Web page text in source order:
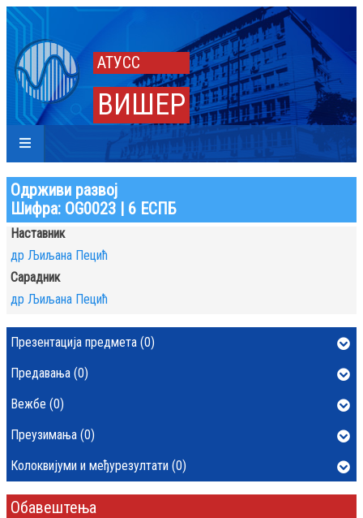
АТУСС
ВИШЕР
Одрживи развој
Шифра: OG0023 | 6 ЕСПБ
Наставник
др Љиљана Пецић
Сарадник
др Љиљана Пецић
Презентација предмета (0)
Предавања (0)
Вежбе (0)
Преузимања (0)
Колоквијуми и међурезултати (0)
Обавештења